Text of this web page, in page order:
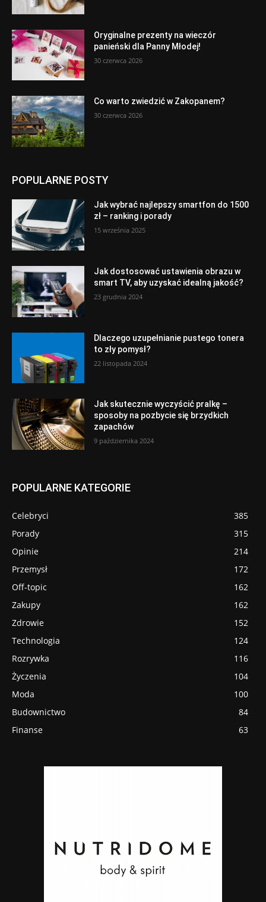
Oryginalne prezenty na wieczór
panieński dla Panny Młodej!
30 czerwca 2026
Co warto zwiedzić w Zakopanem?
30 czerwca 2026
POPULARNE POSTY
Jak wybrać najlepszy smartfon do 1500
zł – ranking i porady
15 września 2025
Jak dostosować ustawienia obrazu w
smart TV, aby uzyskać idealną jakość?
23 grudnia 2024
Dlaczego uzupełnianie pustego tonera
to zły pomysł?
22 listopada 2024
Jak skutecznie wyczyścić pralkę –
sposoby na pozbycie się brzydkich
zapachów
9 października 2024
POPULARNE KATEGORIE
Celebryci
385
Porady
315
Opinie
214
Przemysł
172
Off-topic
162
Zakupy
162
Zdrowie
152
Technologia
124
Rozrywka
116
Życzenia
104
Moda
100
Budownictwo
84
Finanse
63